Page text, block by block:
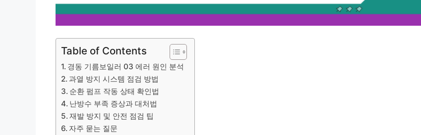
Table of Contents
경동 기름보일러 03 에러 원인 분석
과열 방지 시스템 점검 방법
순환 펌프 작동 상태 확인법
난방수 부족 증상과 대처법
재발 방지 및 안전 점검 팁
자주 묻는 질문